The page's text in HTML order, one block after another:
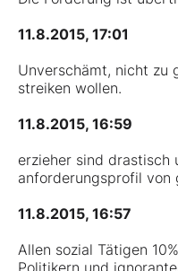
11.8.2015, 17:01
Unverschämt, nicht zu
streiken wollen.
11.8.2015, 16:59
erzieher sind drastisch
anforderungsprofil von
11.8.2015, 16:57
Allen sozial Tätigen